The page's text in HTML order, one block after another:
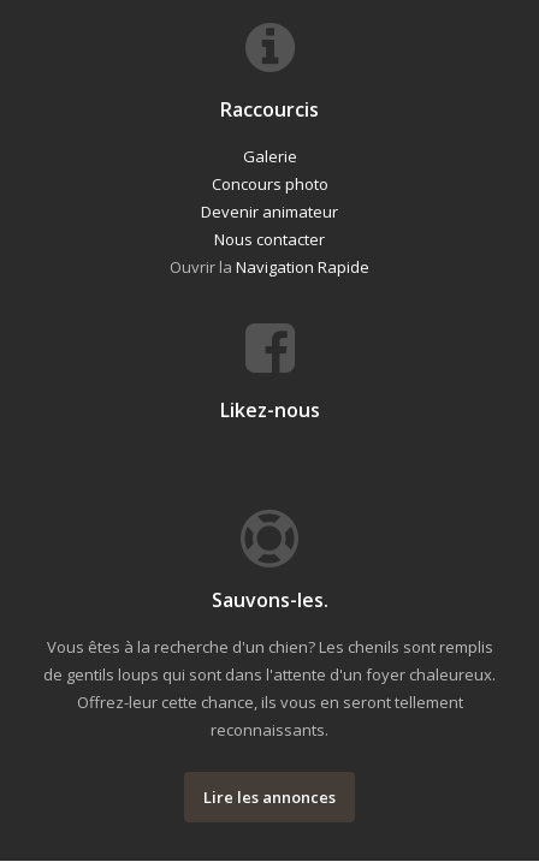
Raccourcis
Galerie
Concours photo
Devenir animateur
Nous contacter
Ouvrir la Navigation Rapide
Likez-nous
Sauvons-les.
Vous êtes à la recherche d'un chien? Les chenils sont remplis
de gentils loups qui sont dans l'attente d'un foyer chaleureux.
Offrez-leur cette chance, ils vous en seront tellement
reconnaissants.
Lire les annonces